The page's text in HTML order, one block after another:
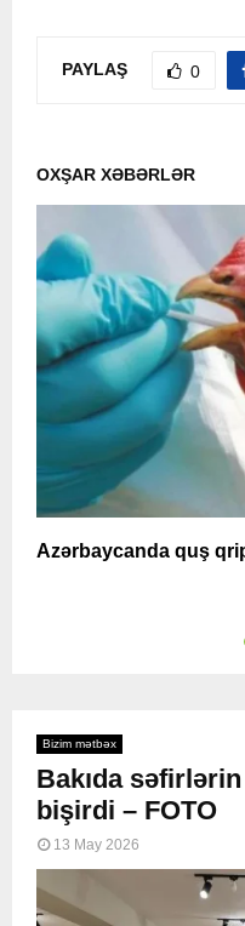
PAYLAŞ 0
OXŞAR XƏBƏRLƏR
Azərbaycanda quş
Bizim mətbəx
Bakıda
bişirdi – FOTO
13 May 2026